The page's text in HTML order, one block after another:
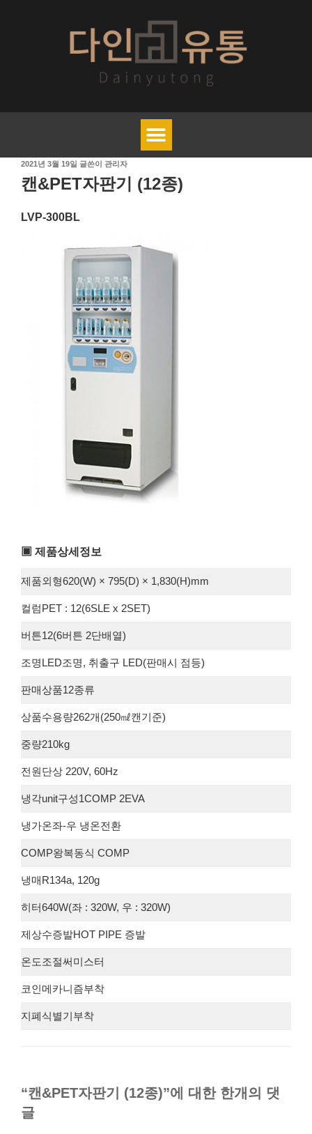
2021년 3월 19일 글쓴이 관리자
캔&PET자판기 (12종)
LVP-300BL
▣ 제품상세정보
제품외형620(W) × 795(D) × 1,830(H)mm
컬럼PET : 12(6SLE x 2SET)
버튼12(6버튼 2단배열)
조명LED조명, 취출구 LED(판매시 점등)
판매상품12종류
상품수용량262개(250㎖캔기준)
중량210kg
전원단상 220V, 60Hz
냉각unit구성1COMP 2EVA
냉가온좌-우 냉온전환
COMP왕복동식 COMP
냉매R134a, 120g
히터640W(좌 : 320W, 우 : 320W)
제상수증발HOT PIPE 증발
온도조절써미스터
코인메카니즘부착
지폐식별기부착
“캔&PET자판기 (12종)”에 대한 한개의 댓
글